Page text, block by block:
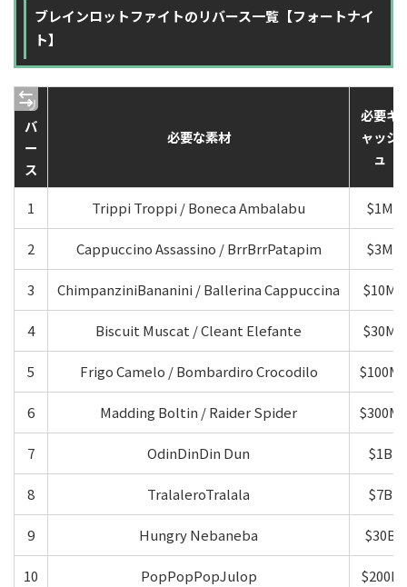
ブレインロットファイトのリバース一覧【フォートナイ
ト】
リ
バ
ー
ス
必要な素材
必要キ
ャッシ
ュ
1 Trippi Troppi / Boneca Ambalabu $1M
2 Cappuccino Assassino / BrrBrrPatapim $3M
3 ChimpanziniBananini / Ballerina Cappuccina $10M
4 Biscuit Muscat / Cleant Elefante $30M
5 Frigo Camelo / Bombardiro Crocodilo $100M
6 Madding Boltin / Raider Spider $300M
7 OdinDinDin Dun $1B
8 TralaleroTralala $7B
9 Hungry Nebaneba $30B
10 PopPopPopJulop $200B